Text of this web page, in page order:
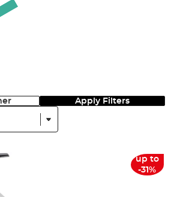
Apply Filters
up to
-31%